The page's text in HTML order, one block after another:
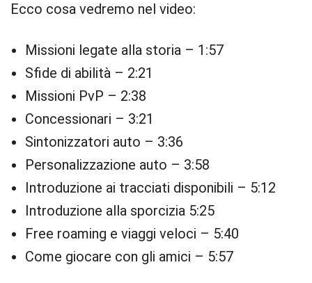
Ecco cosa vedremo nel video:
Missioni legate alla storia – 1:57
Sfide di abilità – 2:21
Missioni PvP – 2:38
Concessionari – 3:21
Sintonizzatori auto – 3:36
Personalizzazione auto – 3:58
Introduzione ai tracciati disponibili – 5:12
Introduzione alla sporcizia 5:25
Free roaming e viaggi veloci – 5:40
Come giocare con gli amici – 5:57